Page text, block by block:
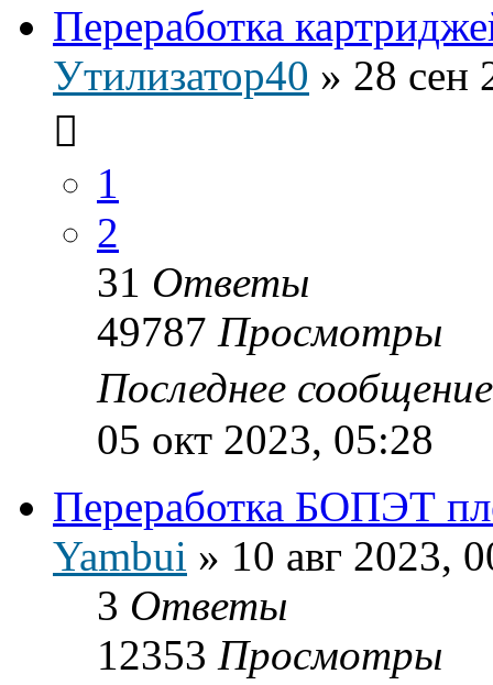
Переработка
Утилизатор40 » 28 сен
1
2
31 Ответы
49787 Просмотры
Последнее
05 окт 2023, 05:28
Переработка БОПЭТ
Yambui » 10 авг 2023,
3 Ответы
12353 Просмотры